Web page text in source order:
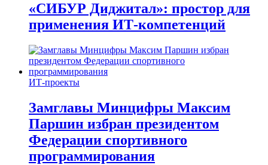
«СИБУР Диджитал»: простор для
применения ИТ-компетенций
ИТ-проекты
Замглавы Минцифры Максим
Паршин избран президентом
Федерации спортивного
программирования